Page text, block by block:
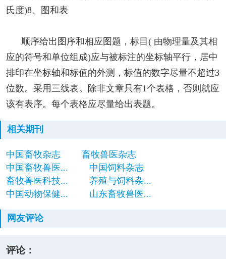
氏度)8、图和表
顺序给出图序和相应图题，标目( 由物理量及其相
应的符号和单位组成)应与被标注的坐标轴平行，居中
排印在坐标轴和标值的外测，标值的数字尽量不超过3
位数。采用三线表。除非文章只有1个表格，否则就应
该有表序。每个表格应尽量给出表题。
相关期刊
中国畜牧杂志
畜牧兽医杂志
中国畜牧兽医...
中国饲料杂志
畜牧兽医科技...
养殖与饲料杂...
中国动物保健...
山东畜牧兽医...
网友评论
评论：